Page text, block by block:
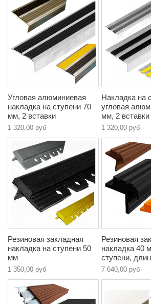
Угловая алюминиевая
накладка на ступени 70
мм, 2 вставки
1 320,00 руб
Накладка на
угловая
мм, 2 вставки
1 320,00 руб
Резиновая закладная
накладка на ступени 50
мм
1 350,00 руб
Резиновая
накладка 40
ступени,
7 640,00 руб